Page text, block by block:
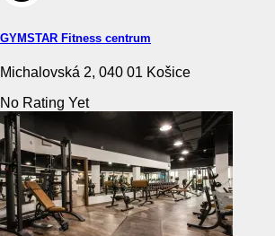
GYMSTAR Fitness centrum
Michalovská 2, 040 01 Košice
No Rating Yet